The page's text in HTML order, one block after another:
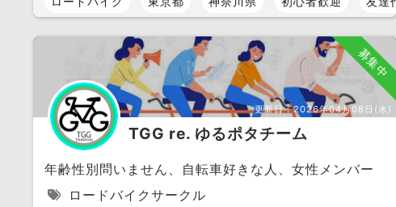
募集中
更新日：2026年04月08日(水)
TGG re. ゆるポタチーム
年齢性別問いません、自転車好きな人、女性メンバー
ロードバイクサークル